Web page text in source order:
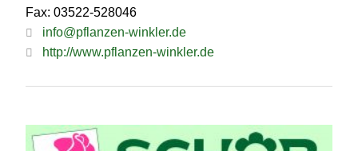
Fax: 03522-528046
info@pflanzen-winkler.de
http://www.pflanzen-winkler.de